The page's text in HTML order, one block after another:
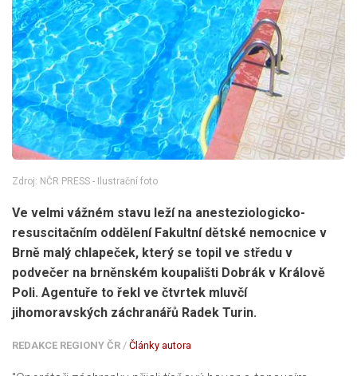
Zdroj: NČR PRESS - Ilustrační foto
Ve velmi vážném stavu leží na anesteziologicko-
resuscitačním oddělení Fakultní dětské nemocnice v
Brně malý chlapeček, který se topil ve středu v
podvečer na brněnském koupališti Dobrák v Králově
Poli. Agentuře to řekl ve čtvrtek mluvčí
jihomoravských záchranářů Radek Turin.
REDAKCE REGIONY ČR / Články autora